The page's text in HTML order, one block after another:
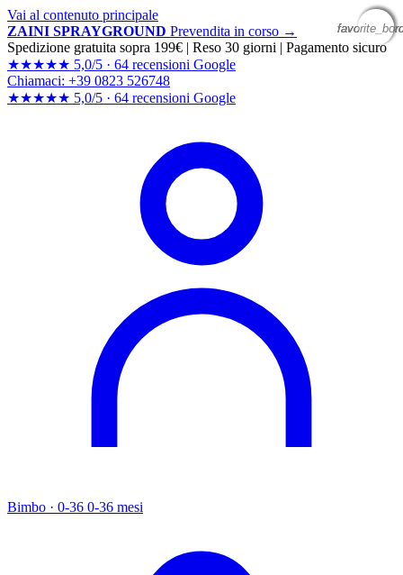
Vai al contenuto principale
ZAINI SPRAYGROUND Prevendita in corso →
Spedizione gratuita sopra 199€ | Reso 30 giorni | Pagamento sicuro
★★★★★ 5,0/5 · 64 recensioni Google
Chiamaci: +39 0823 526748
★★★★★ 5,0/5 · 64 recensioni Google
Bimbo · 0-36 0-36 mesi